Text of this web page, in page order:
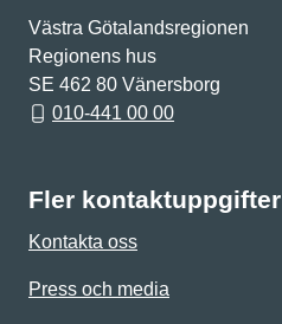
Västra Götalandsregionen
Regionens hus
SE 462 80 Vänersborg
010-441 00 00
Fler kontaktuppgifter
Kontakta oss
Press och media